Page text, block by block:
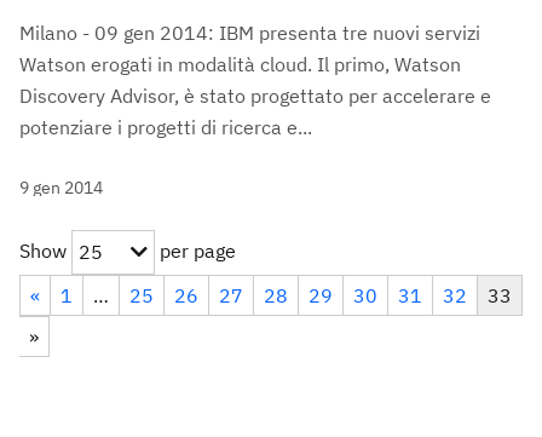
Milano - 09 gen 2014: IBM presenta tre nuovi servizi
Watson erogati in modalità cloud. Il primo, Watson
Discovery Advisor, è stato progettato per accelerare e
potenziare i progetti di ricerca e...
9 gen 2014
Show 25
per page
«
1 … 25 26 27 28 29 30 31 32
33
»